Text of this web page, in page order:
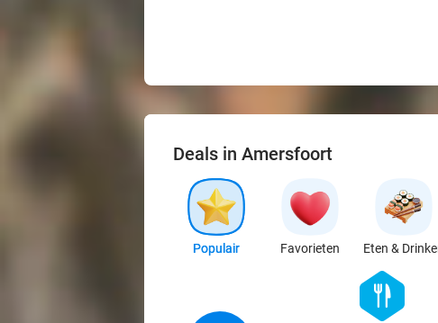
Deals in Amersfoort
Populair Favorieten Eten &
hexagon
food